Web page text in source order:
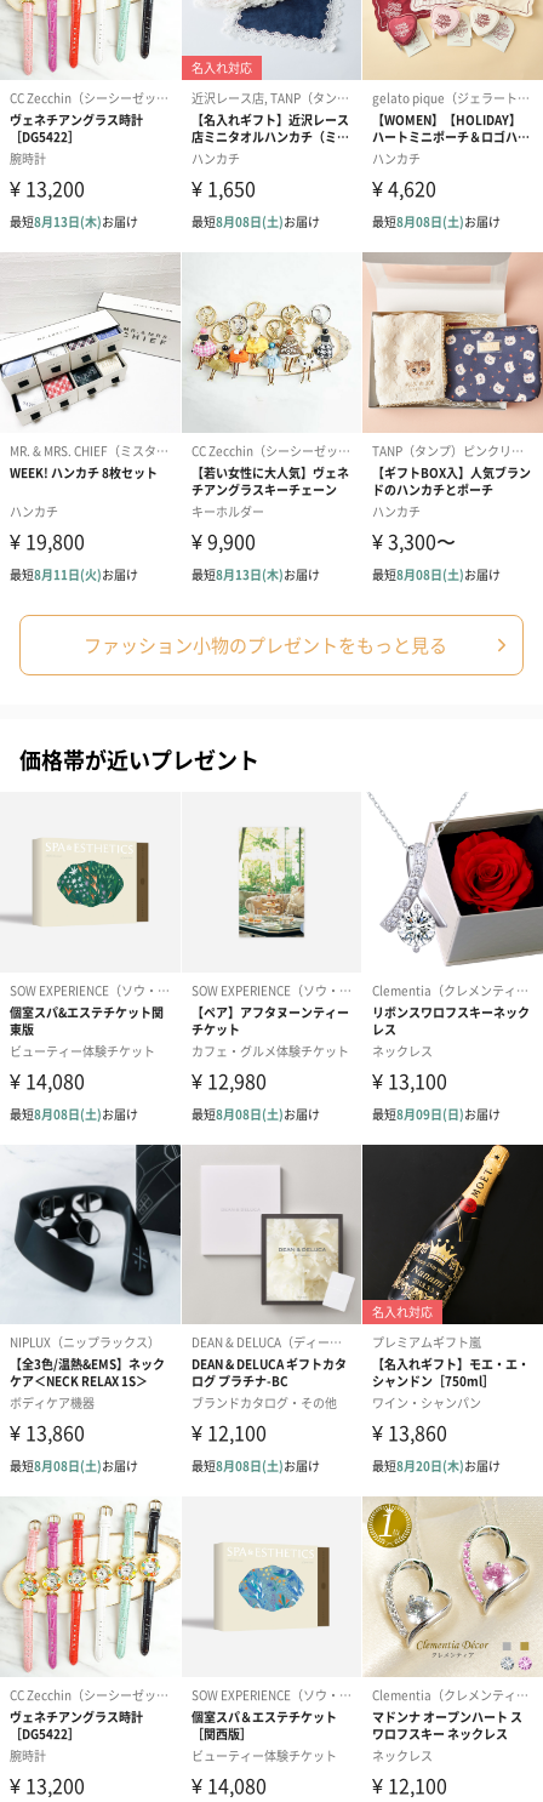
商品詳細情報
カシミヤ100%
サイズ
幅60㎝×長さ190㎝（ フリンジ部分10cm × 2cm込
原産国
内モンゴル（中国）
重さ
約225g
・ブランド名とカシミヤ表記のタグは4箇所を糸で固定
となり縫い付けてはおりませんので取り外していただ
くことが可能でございます。
・ブランドタグの色が画像とは異なる場合がございま
す。
商品オプション情報
お届けボックスオプション
配送用のダンボールを装飾いたします。お相手のご住所に直接お
合は、紙袋との併用もおすすめです。
ダンボール装飾（ひま
わり）（720円）
ダンボール装飾（チュ
ーリップ）（720円）
ダンボール装
イトピンク×
ト）（580円）
刺繍名入れ
大切な方のお名前や記念日を刺繍でお入れします。
※ 写真は一例です。
※ 刺繍の仕上がり具合は、商品の素材・厚みにより個体差がある
場合がございます。予めご了承ください。（漢字、ひらがな・ピ
リオド不可）
※半角英字でご入力ください。また、文字は筆記体で刺繍される
ため、アルファベット大文字をご希望の場合は頭文字のみのご入
力をお願いします。
※全て大文字でご入力いただいた場合、刻印スペースの関係で頭
文字以外を小文字に変更して刺繍する場合があります。
あり（770円）
マフラー専用BOX
ブラックのシンプルなBOXにリボンをおかけします。
マフラーを薄紙で丁寧に包んでお届けいたします。
ファッション小物のプレゼントをもっと見る
価格帯が近いプレゼント